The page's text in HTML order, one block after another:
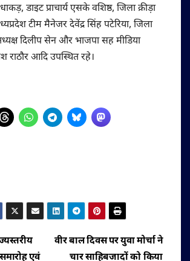
डाइट प्राचार्य एसके वशिष्ठ, जिला क्रीड़ा
टीम मैनेजर देवेंद्र सिंह पटेरिया, जिला
दिलीप सेन और भाजपा सह मीडिया
राठौर आदि उपस्थित रहे।
वीर बाल दिवस पर युवा मोर्चा ने
चार साहिबजादों को किया
एवं